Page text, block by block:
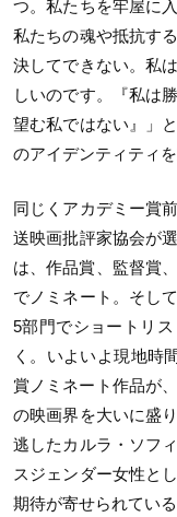
つ。私たちを牢屋に
私たちの魂や抵抗す
決してできない。私
しいのです。『私は
望む私ではない』」
のアイデンティティ
同じくアカデミー賞
送映画批評家協会が
は、作品賞、監督賞
でノミネート。そし
5部門でショートリ
く。いよいよ現地時
賞ノミネート作品が
の映画界を大いに盛
逃したカルラ・ソフ
スジェンダー女性と
期待が寄せられている